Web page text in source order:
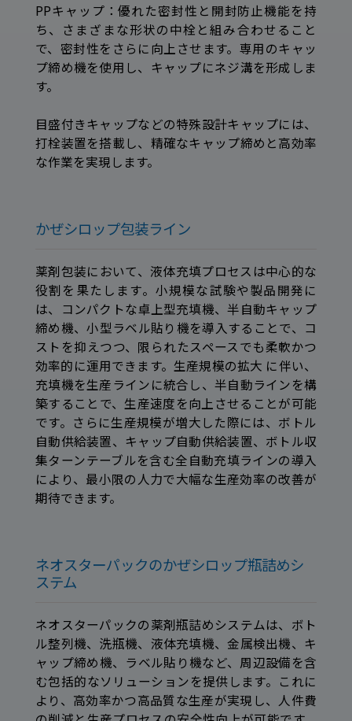
PPキャップ：優れた密封性と開封防止機能を持
ち、さまざまな形状の中栓と組み合わせること
で、密封性をさらに向上させます。専用のキャッ
プ締め機を使用し、キャップにネジ溝を形成しま
す。
目盛付きキャップなどの特殊設計キャップには、
打栓装置を搭載し、精確なキャップ締めと高効率
な作業を実現します。
かぜシロップ包装ライン
薬剤包装において、液体充填プロセスは中心的な
役割を果たします。小規模な試験や製品開発に
は、コンパクトな卓上型充填機、半自動キャップ
締め機、小型ラベル貼り機を導入することで、コ
ストを抑えつつ、限られたスペースでも柔軟かつ
効率的に運用できます。生産規模の拡大 に伴い、
充填機を生産ラインに統合し、半自動ラインを構
築することで、生産速度を向上させることが可能
です。さらに生産規模が増大した際には、ボトル
自動供給装置、キャップ自動供給装置、ボトル収
集ターンテーブルを含む全自動充填ラインの導入
により、最小限の人力で大幅な生産効率の改善が
期待できます。
ネオスターパックのかぜシロップ瓶詰めシ
ステム
ネオスターパックの薬剤瓶詰めシステムは、ボト
ル整列機、洗瓶機、液体充填機、金属検出機、キ
ャップ締め機、ラベル貼り機など、周辺設備を含
む包括的なソリューションを提供します。これに
より、高効率かつ高品質な生産が実現し、人件費